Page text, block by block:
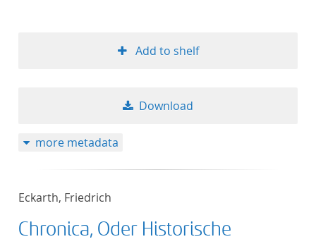
Add to shelf
Download
more metadata
Eckarth, Friedrich
Chronica, Oder Historische